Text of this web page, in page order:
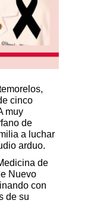
cinco
muy
de
a luchar
arduo.
de
Nuevo
con
de su